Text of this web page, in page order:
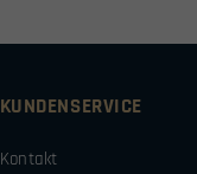
KUNDENSERVICE
Kontakt